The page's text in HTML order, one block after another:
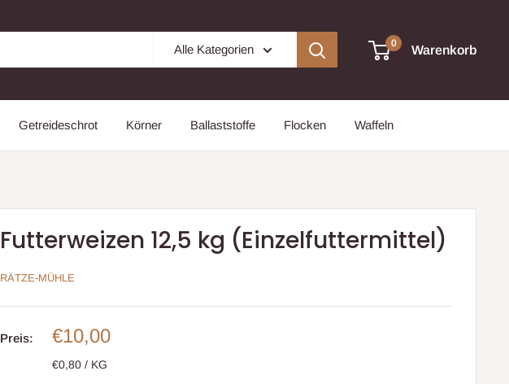
Alle Kategorien 0
Warenkorb
Getreideschrot Körner Ballaststoffe Flocken Waffeln
Futterweizen 12,5 kg (Einzelfuttermittel)
RÄTZE-MÜHLE
Preis: Sonderpreis
€10,00
€0,80 / KG